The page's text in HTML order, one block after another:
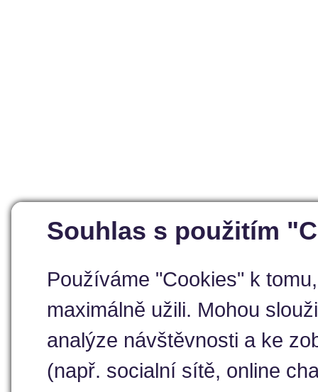
Souhlas s použitím
Používáme "Cookies" k
maximálně užili. Mohou
analýze návštěvnosti a ke
(např. socialní sítě, online